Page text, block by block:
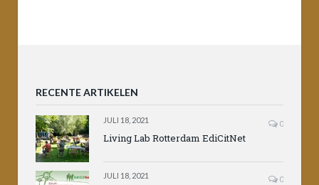
RECENTE ARTIKELEN
JULI 18, 2021 0
Living Lab Rotterdam EdiCitNet
JULI 18, 2021 0